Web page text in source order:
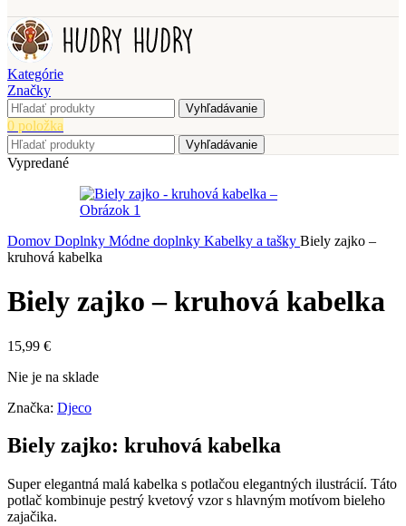
Kategórie
Značky
Vyhľadávanie
0 položka
Vyhľadávanie
Vypredané
Domov Doplnky Módne doplnky Kabelky a tašky Biely zajko –
kruhová kabelka
Biely zajko – kruhová kabelka
15,99 €
Nie je na sklade
Značka: Djeco
Biely zajko: kruhová kabelka
Super elegantná malá kabelka s potlačou elegantných ilustrácií. Táto
potlač kombinuje pestrý kvetový vzor s hlavným motívom bieleho
zajačika.